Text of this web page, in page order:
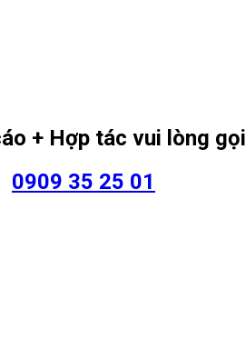
+ Hợp tác vui lòng gọi
0909 35 25 01